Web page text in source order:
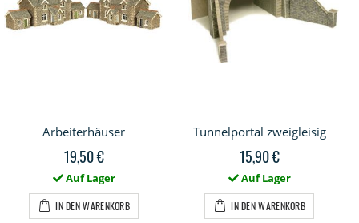
Arbeiterhäuser
19,50 €
Auf Lager
IN DEN WARENKORB
Tunnelportal zweigleisig
15,90 €
Auf Lager
IN DEN WARENKORB